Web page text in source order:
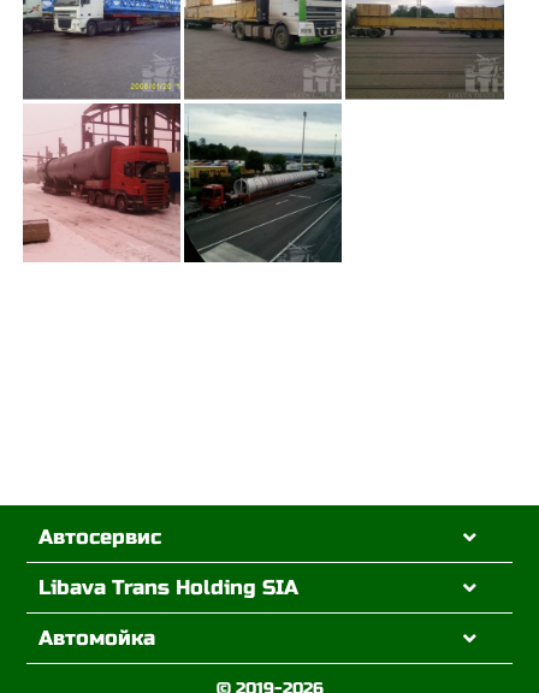
Автосервис
Libava Trans Holding SIA
Автомойка